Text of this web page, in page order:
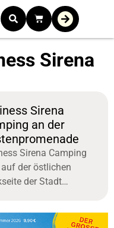
Sirena
Sirena
an der
Sirena Camping
der östlichen
der Stadt
Der moderne
bietet Mobile